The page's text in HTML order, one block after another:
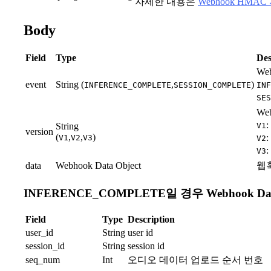
Body
Field Type
event String (INFERENCE_COMPLETE,SESSION_COMPLETE)
version
String
(V1 ,V2,V3)
V1 :
V2:
V3:
data
Webhook Data Object 웹
INFERENCE_COMPLETE일 경우 Webhook
Field Type Description
user_id
String user id
session_id
String session id
seq_num
Int
오디오 데이터 업로드 순서 번호